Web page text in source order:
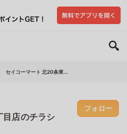
セイコーマート 北20条東...
店のチラシ
フォロー